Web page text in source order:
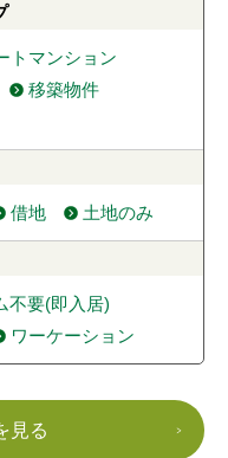
トマンション
移築物件
借地 土地のみ
不要(即入居)
ワーケーション
見る